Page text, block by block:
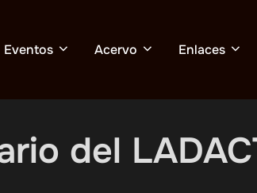
Eventos Acervo Enlaces
del